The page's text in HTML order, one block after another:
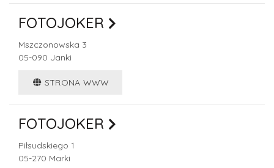
FOTOJOKER
Mszczonowska 3
05-090 Janki
STRONA WWW
FOTOJOKER
Piłsudskiego 1
05-270 Marki